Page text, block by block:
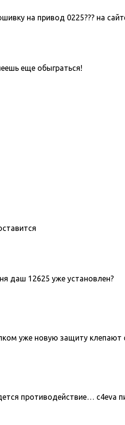
на привод 0225??? на
еще обыграться!
даш 12625 уже установлен?
уже новую защиту клепают
противодействие… c4eva